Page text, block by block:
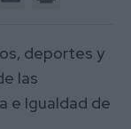
deportes y
las
e Igualdad de